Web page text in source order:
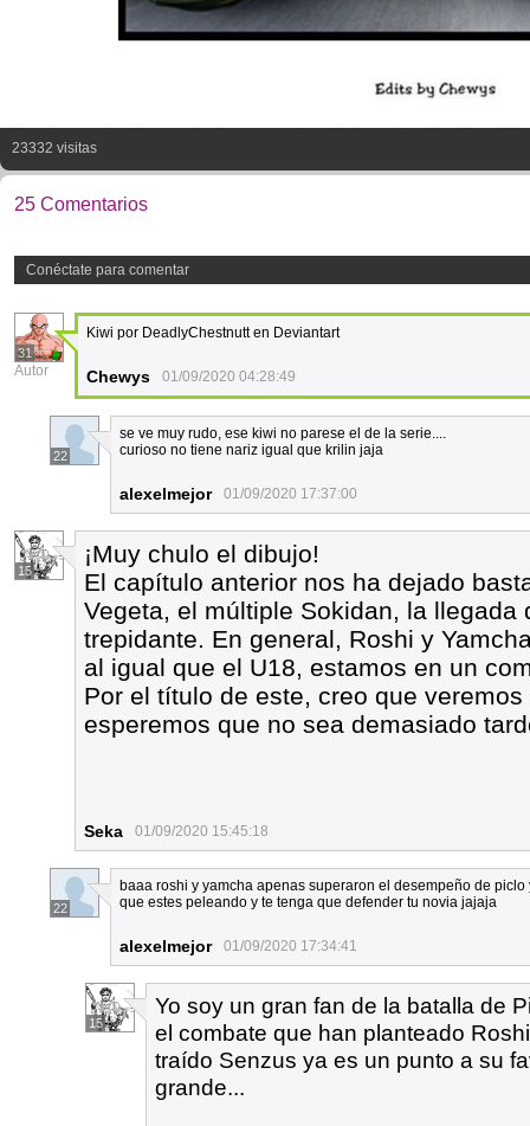
23332 visitas
25 Comentarios
Conéctate para comentar
31
Autor
Kiwi por DeadlyChestnutt en Deviantart
Chewys 01/09/2020 04:28:49
22
se ve muy rudo, ese kiwi no parese el de la serie....
curioso no tiene nariz igual que krilin jaja
alexelmejor 01/09/2020 17:37:00
15
¡Muy chulo el dibujo!
El capítulo anterior nos ha dejado
Vegeta, el múltiple Sokidan, la llegada
trepidante. En general, Roshi y
al igual que el U18, estamos en un
Por el título de este, creo que
esperemos que no sea demasiado
Seka 01/09/2020 15:45:18
22
baaa roshi y yamcha apenas superaron el desempeño de
que estes peleando y te tenga que defender tu novia jajaja
alexelmejor 01/09/2020 17:34:41
15
Yo soy un gran fan de la batalla de
el combate que han planteado
traído Senzus ya es un punto a su
grande...